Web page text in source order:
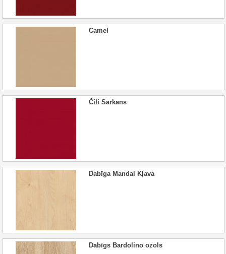
Camel
Čili Sarkans
Dabīga Mandal Kļava
Dabīgs Bardolino ozols